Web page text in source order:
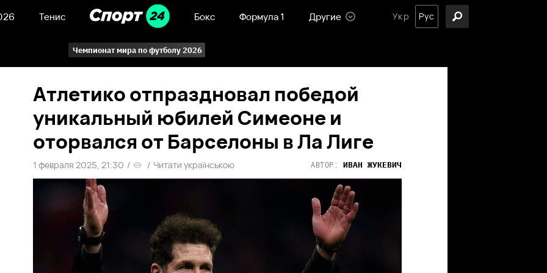
Тенис Бокс Формула 1 Другие Укр Рус
Чемпионат мира по футболу 2026
Атлетико отпраздновал победой
уникальный юбилей Симеоне и
оторвался от Барселоны в Ла Лиге
1 февраля 2025, 21:30 / / Читати українською АВТОР: ИВАН ЖУКЕВИЧ